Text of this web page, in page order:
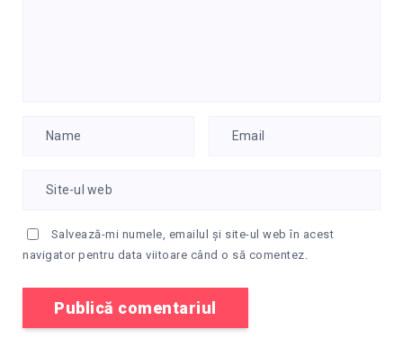
Salvează-mi numele, emailul și site-ul web în acest
navigator pentru data viitoare când o să comentez.